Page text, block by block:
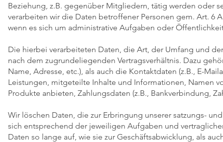
Beziehung, z.B. gegenüber Mitgliedern, tätig werden oder
verarbeiten wir die Daten betroffener Personen gem. Art. 6
wenn es sich um administrative Aufgaben oder
Die hierbei verarbeiteten Daten, die Art, der Umfang und
nach dem zugrundeliegenden Vertragsverhältnis. Dazu
Name, Adresse, etc.), als auch die Kontaktdaten (z.B., E-
Leistungen, mitgeteilte Inhalte und Informationen, Namen
Produkte anbieten, Zahlungsdaten (z.B., Bankverbindung,
Wir löschen Daten, die zur Erbringung unserer satzungs-
sich entsprechend der jeweiligen Aufgaben und
Daten so lange auf, wie sie zur Geschäftsabwicklung, als